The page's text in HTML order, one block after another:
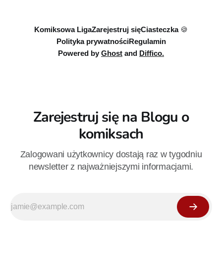
Komiksowa LigaZarejestruj sięCiasteczka 🍪
Polityka prywatnościRegulamin
Powered by Ghost and Diffico.
Zarejestruj się na Blogu o
komiksach
Zalogowani użytkownicy dostają raz w tygodniu
newsletter z najważniejszymi informacjami.